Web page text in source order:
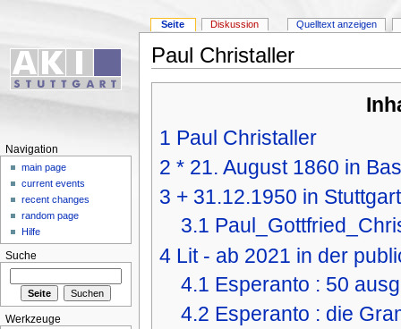
Paul Christaller
1 Paul Christaller
2 * 21. August 1860 in
3 + 31.12.1950 in Stuttgart
3.1
4 Lit - ab 2021 in der
4.1 Esperanto : 50
4.2 Esperanto : die
Seite Diskussion Quelltext anzeigen
Navigation
main page
current events
recent changes
random page
Hilfe
Suche
Werkzeuge